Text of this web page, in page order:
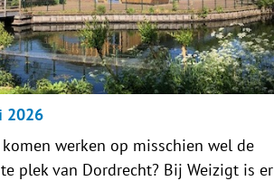
2026
werken op misschien wel de
plek van Dordrecht? Bij Weizigt is er